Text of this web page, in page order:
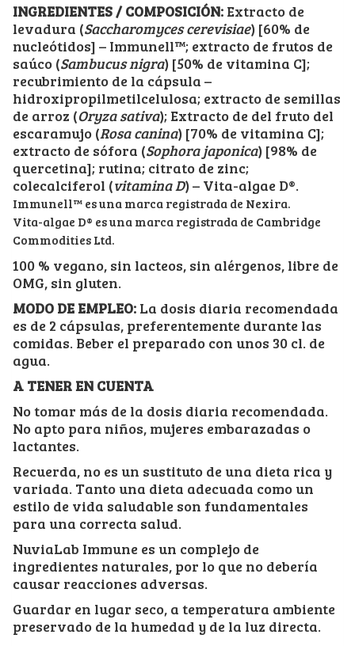
INGREDIENTES / COMPOSICIÓN: Extracto de
levadura (Saccharomyces cerevisiae) [60% de
nucleótidos] – Immunell™; extracto de frutos de
saúco (Sambucus nigra) [50% de vitamina C];
recubrimiento de la cápsula –
hidroxipropilmetilcelulosa; extracto de semillas
de arroz (Oryza sativa); Extracto de del fruto del
escaramujo (Rosa canina) [70% de vitamina C];
extracto de sófora (Sophora japonica) [98% de
quercetina]; rutina; citrato de zinc;
colecalciferol (vitamina D) – Vita-algae D®.
Immunell™ es una marca registrada de Nexira.
Vita-algae D® es una marca registrada de Cambridge
Commodities Ltd.
100 % vegano, sin lacteos, sin alérgenos, libre de
OMG, sin gluten.
MODO DE EMPLEO: La dosis diaria recomendada
es de 2 cápsulas, preferentemente durante las
comidas. Beber el preparado con unos 30 cl. de
agua.
A TENER EN CUENTA
No tomar más de la dosis diaria recomendada.
No apto para niños, mujeres embarazadas o
lactantes.
Recuerda, no es un sustituto de una dieta rica y
variada. Tanto una dieta adecuada como un
estilo de vida saludable son fundamentales
para una correcta salud.
NuviaLab Immune es un complejo de
ingredientes naturales, por lo que no debería
causar reacciones adversas.
Guardar en lugar seco, a temperatura ambiente
preservado de la humedad y de la luz directa.